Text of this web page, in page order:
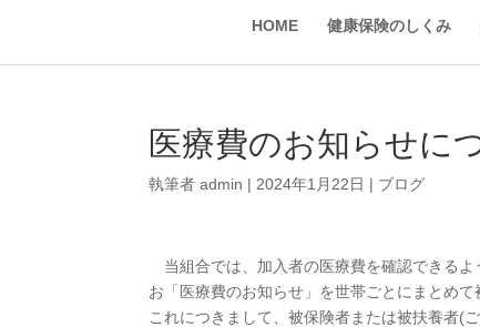
HOME 健康保険のしくみ
医療費のお知らせに
執筆者admin | 2024年1月22日 | ブログ
当組合では、加入者の医療費を確認できる
お「医療費のお知らせ」を世帯ごとにまとめ
これにつきまして、被保険者または被扶養者(